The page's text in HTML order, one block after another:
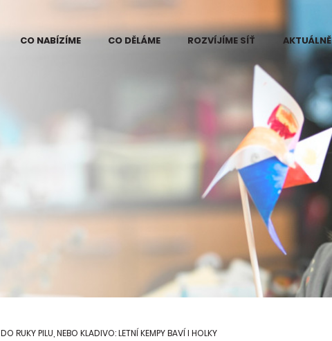
CO NABÍZÍME
Eduzměny
Evaluace pilotního
projektu Eduzměna
Stručné informace
průvodci škol
CO DĚLÁME
Kde vidíme problém
Projekt Eduzměna
Co děláme na
Kutnohorsku
Šumpersko-
Zábřežsku
Měníme postoj ke
Koordinace dárců
ROZVÍJÍME SÍŤ AKTUÁLNĚ
DO RUKY PILU, NEBO KLADIVO: LETNÍ KEMPY BAVÍ I HOLKY